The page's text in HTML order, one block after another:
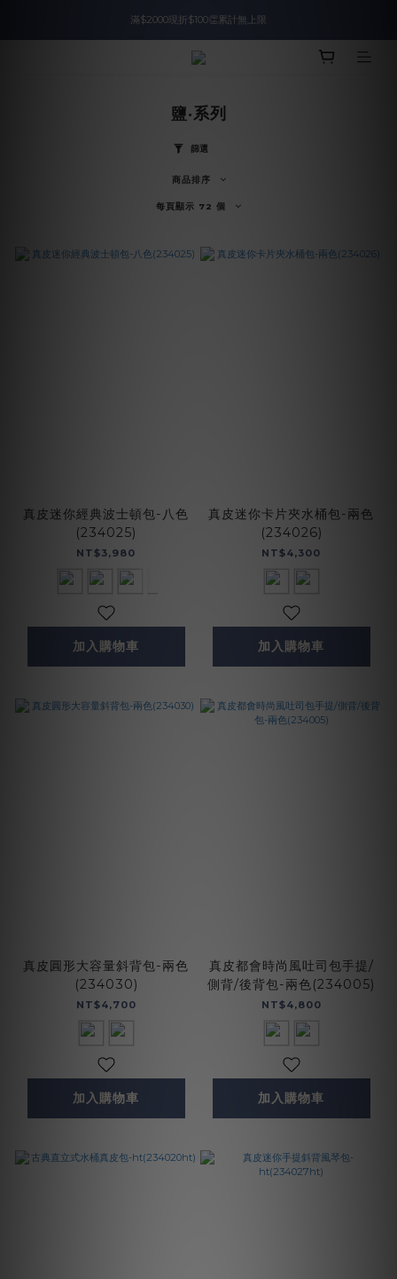
入會即領$888購物金🙌
滿$2000現折$100👏累計無上限
入會即領$888購物金🙌
鹽‧系列
篩選
商品排序
每頁顯示 72 個
真皮迷你經典波士頓包-八色
(234025)
NT$3,980
加入購物車
真皮迷你卡片夾水桶包-兩色
(234026)
NT$4,300
加入購物車
真皮圓形大容量斜背包-兩色
(234030)
NT$4,700
加入購物車
真皮都會時尚風吐司包手提/
側背/後背包-兩色(234005)
NT$4,800
加入購物車